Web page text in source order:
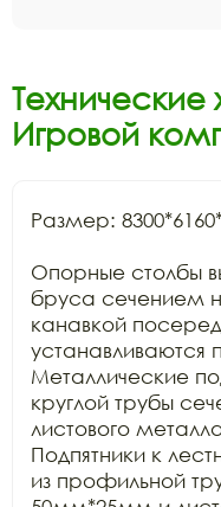
Технические
Игровой
Размер:
Опорные столбы
бруса сечением
канавкой
устанавливаются
Металлические
круглой трубы
листового
Подпятники к
из профильной